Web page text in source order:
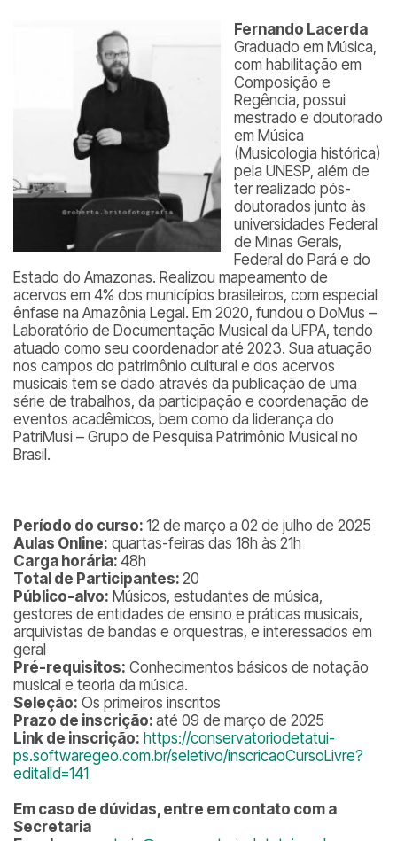
Fernando Lacerda
Graduado em Música,
com habilitação em
Composição e
Regência, possui
mestrado e doutorado
em Música
(Musicologia histórica)
pela UNESP, além de
ter realizado pós-
doutorados junto às
universidades Federal
de Minas Gerais,
Federal do Pará e do
Estado do Amazonas. Realizou mapeamento de
acervos em 4% dos municípios brasileiros, com especial
ênfase na Amazônia Legal. Em 2020, fundou o DoMus –
Laboratório de Documentação Musical da UFPA, tendo
atuado como seu coordenador até 2023. Sua atuação
nos campos do patrimônio cultural e dos acervos
musicais tem se dado através da publicação de uma
série de trabalhos, da participação e coordenação de
eventos acadêmicos, bem como da liderança do
PatriMusi – Grupo de Pesquisa Patrimônio Musical no
Brasil.
Período do curso: 12 de março a 02 de julho de 2025
Aulas Online: quartas-feiras das 18h às 21h
Carga horária: 48h
Total de Participantes: 20
Público-alvo: Músicos, estudantes de música,
gestores de entidades de ensino e práticas musicais,
arquivistas de bandas e orquestras, e interessados em
geral
Pré-requisitos: Conhecimentos básicos de notação
musical e teoria da música.
Seleção: Os primeiros inscritos
Prazo de inscrição: até 09 de março de 2025
Link de inscrição: https://conservatoriodetatui-
ps.softwaregeo.com.br/seletivo/inscricaoCursoLivre?
editalId=141
Em caso de dúvidas, entre em contato com a
Secretaria